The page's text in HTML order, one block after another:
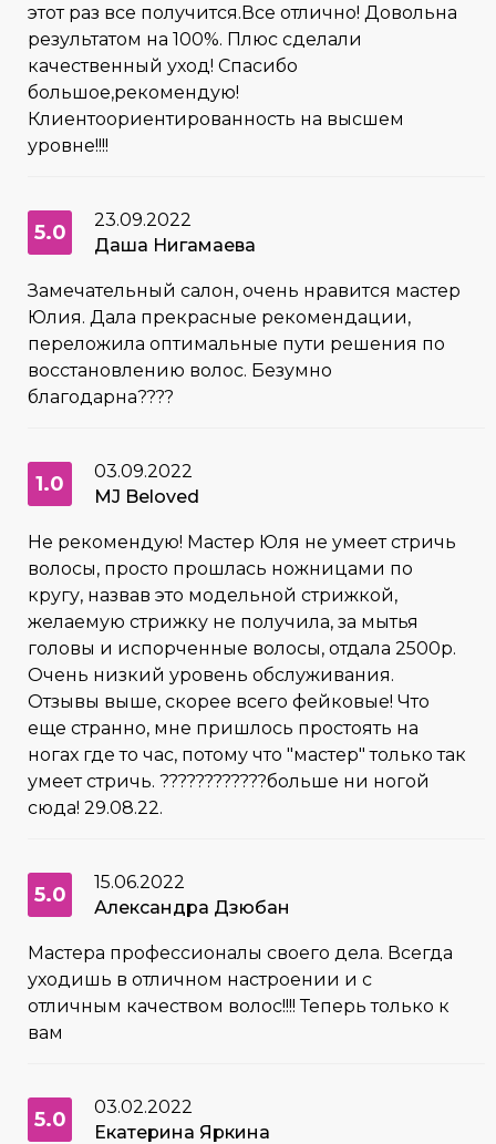
этот раз все получится.Все отлично! Довольна
результатом на 100%. Плюс сделали
качественный уход! Спасибо
большое,рекомендую!
Клиентоориентированность на высшем
уровне!!!!
5.0
23.09.2022
Даша Нигамаева
Замечательный салон, очень нравится мастер
Юлия. Дала прекрасные рекомендации,
переложила оптимальные пути решения по
восстановлению волос. Безумно
благодарна????
1.0
03.09.2022
MJ Beloved
Не рекомендую! Мастер Юля не умеет стричь
волосы, просто прошлась ножницами по
кругу, назвав это модельной стрижкой,
желаемую стрижку не получила, за мытья
головы и испорченные волосы, отдала 2500р.
Очень низкий уровень обслуживания.
Отзывы выше, скорее всего фейковые! Что
еще странно, мне пришлось простоять на
ногах где то час, потому что "мастер" только так
умеет стричь. ????????????больше ни ногой
сюда! 29.08.22.
5.0
15.06.2022
Александра Дзюбан
Мастера профессионалы своего дела. Всегда
уходишь в отличном настроении и с
отличным качеством волос!!!! Теперь только к
вам
5.0
03.02.2022
Екатерина Яркина